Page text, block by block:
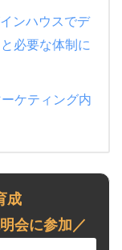
ンハウスでデ
必要な体制に
ケティング内
成
会に参加／